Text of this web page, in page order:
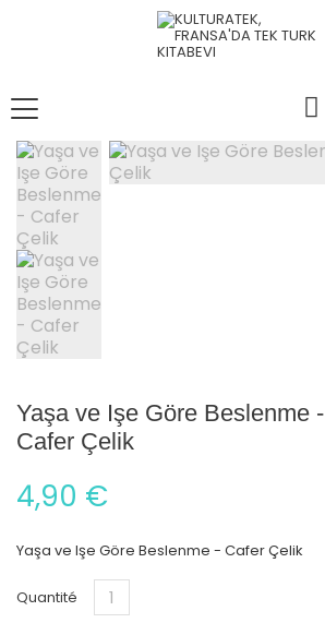
Yaşa ve Işe Göre Beslenme -
Cafer Çelik
4,90 €
Yaşa ve Işe Göre Beslenme - Cafer Çelik
Quantité